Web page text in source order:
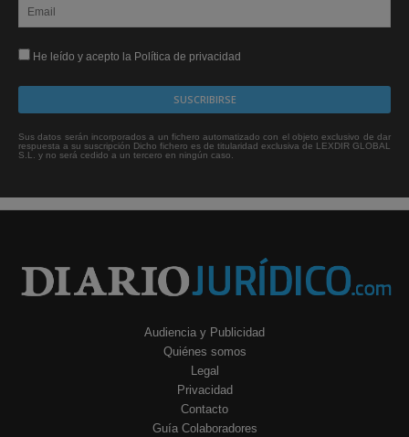
He leído y acepto la Política de privacidad
Sus datos serán incorporados a un fichero automatizado con el objeto exclusivo de dar
respuesta a su suscripción Dicho fichero es de titularidad exclusiva de LEXDIR GLOBAL
S.L. y no será cedido a un tercero en ningún caso.
Audiencia y Publicidad
Quiénes somos
Legal
Privacidad
Contacto
Guía Colaboradores